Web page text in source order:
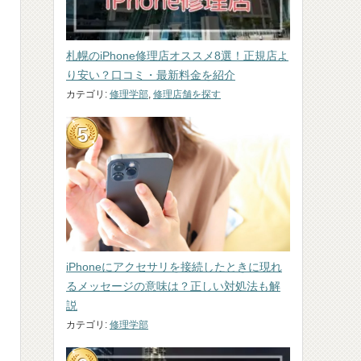
札幌のiPhone修理店オススメ8選！正規店よ
り安い？口コミ・最新料金を紹介
カテゴリ: 修理学部 修理店舗を探す
iPhoneにアクセサリを接続したときに現れ
るメッセージの意味は？正しい対処法も解
説
カテゴリ: 修理学部